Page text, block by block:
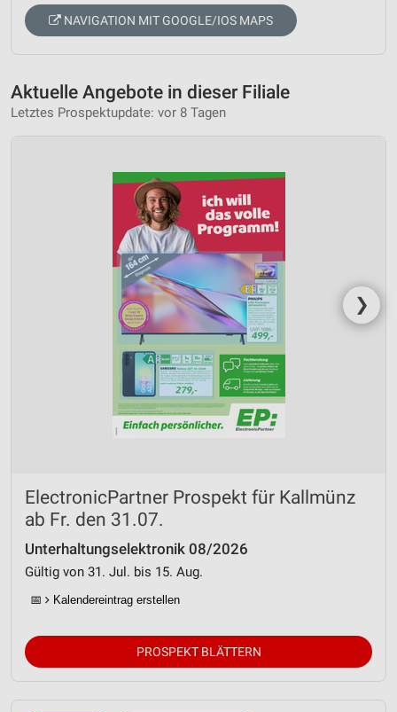
NAVIGATION MIT GOOGLE/IOS MAPS
Aktuelle Angebote in dieser Filiale
Letztes Prospektupdate: vor 8 Tagen
❯
ElectronicPartner Prospekt für Kallmünz
ab Fr. den 31.07.
Unterhaltungselektronik 08/2026
Gültig von 31. Jul. bis 15. Aug.
📅 Kalendereintrag erstellen
PROSPEKT BLÄTTERN